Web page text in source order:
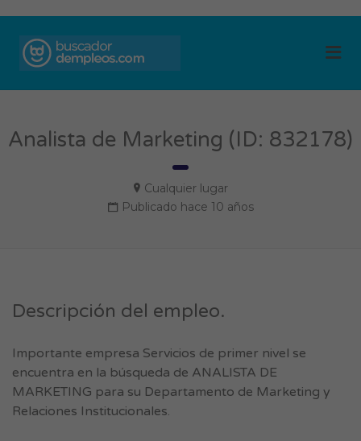
Analista de Marketing (ID: 832178)
Cualquier lugar
Publicado hace 10 años
Descripción del empleo.
Importante empresa Servicios de primer nivel se
encuentra en la búsqueda de ANALISTA DE
MARKETING para su Departamento de Marketing y
Relaciones Institucionales.